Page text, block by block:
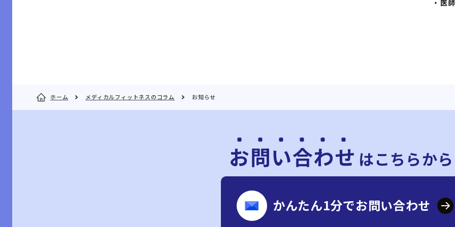
医
ホーム メディカルフィットネスのコラム お知らせ
お問い合わせ はこちらから
かんたん1分でお問い合わせ